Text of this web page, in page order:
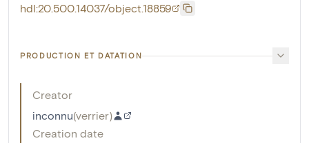
hdl:20.500.14037/object.18859
PRODUCTION ET DATATION
Creator
inconnu(verrier)
Creation date